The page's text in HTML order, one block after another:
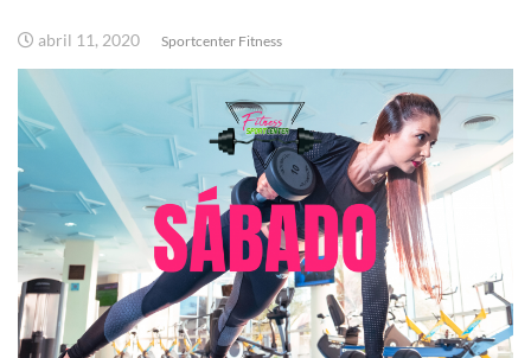
abril 11, 2020 Sportcenter Fitness